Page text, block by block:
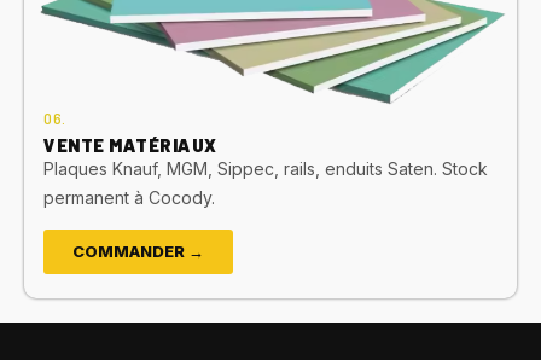
06.
VENTE MATÉRIAUX
Plaques Knauf, MGM, Sippec, rails, enduits Saten. Stock
permanent à Cocody.
COMMANDER →